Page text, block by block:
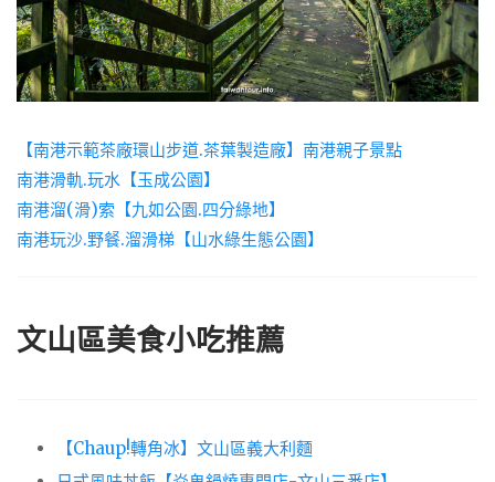
【南港示範茶廠環山步道.茶葉製造廠】南港親子景點
南港滑軌.玩水【玉成公園】
南港溜(滑)索【九如公園.四分綠地】
南港玩沙.野餐.溜滑梯【山水綠生態公園】
文山區美食小吃推薦
【Chaup!轉角冰】文山區義大利麵